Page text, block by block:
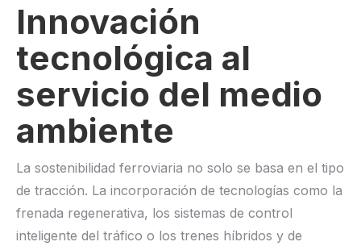
Innovación
tecnológica al
servicio del medio
ambiente
La sostenibilidad ferroviaria no solo se basa en el tipo
de tracción. La incorporación de tecnologías como la
frenada regenerativa, los sistemas de control
inteligente del tráfico o los trenes híbridos y de